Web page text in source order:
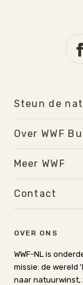
OVER ONS
WWF-NL is
missie: de wereld
naar natuurwinst,
Steun de
Over WWF
Meer WWF
Contact